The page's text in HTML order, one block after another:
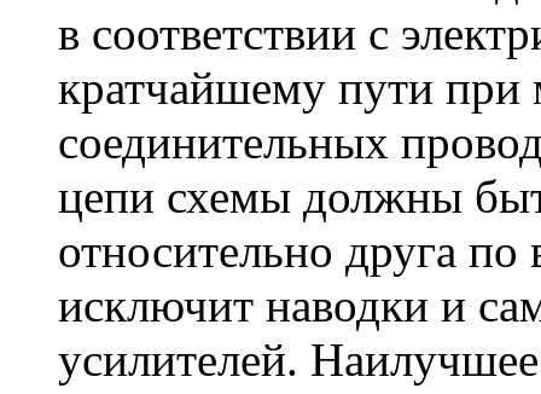
в соответствии с
кратчайшему пути
соединительных
цепи схемы должны
относительно друга
исключит наводки и
усилителей.